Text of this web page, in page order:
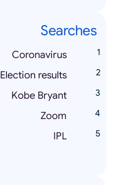
Searches
Coronavirus
Election results
Kobe Bryant
Zoom
IPL